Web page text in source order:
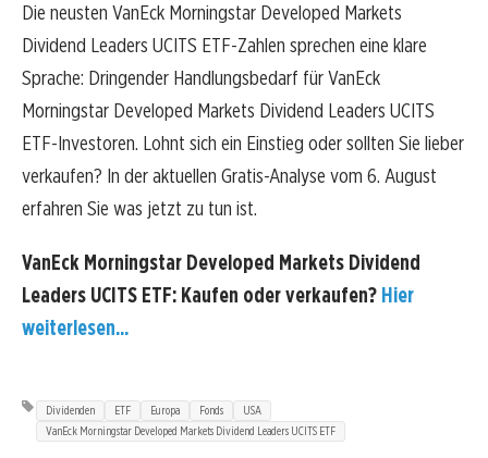
Die neusten VanEck Morningstar Developed Markets
Dividend Leaders UCITS ETF-Zahlen sprechen eine klare
Sprache: Dringender Handlungsbedarf für VanEck
Morningstar Developed Markets Dividend Leaders UCITS
ETF-Investoren. Lohnt sich ein Einstieg oder sollten Sie lieber
verkaufen? In der aktuellen Gratis-Analyse vom 6. August
erfahren Sie was jetzt zu tun ist.
VanEck Morningstar Developed Markets Dividend
Leaders UCITS ETF: Kaufen oder verkaufen? Hier
weiterlesen...
Dividenden ETF Europa Fonds
USA
VanEck Morningstar Developed Markets Dividend Leaders UCITS ETF